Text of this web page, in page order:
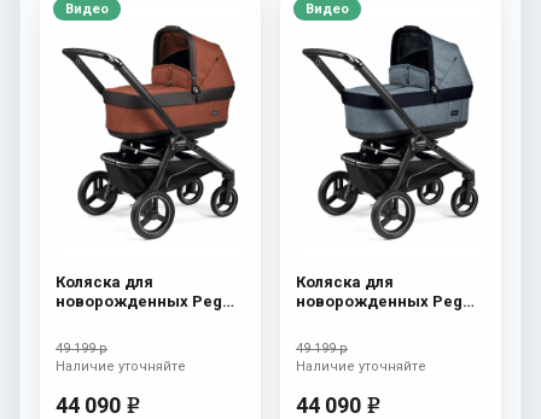
Видео
Коляска для
новорожденных Peg
Terracotta
49 199 р
44 090 e
Наличие уточняйте
Видео
Коляска для
новорожденных Peg
Horizon
49 199 р
44 090 e
Наличие уточняйте